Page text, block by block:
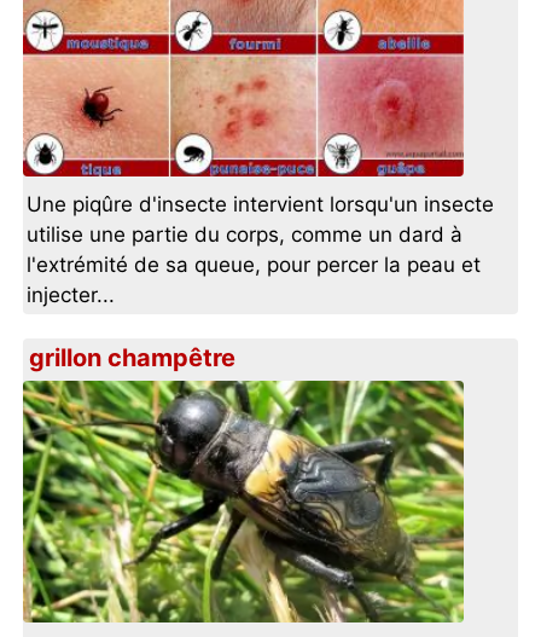
Une piqûre d'insecte intervient lorsqu'un insecte
utilise une partie du corps, comme un dard à
l'extrémité de sa queue, pour percer la peau et
injecter...
grillon champêtre